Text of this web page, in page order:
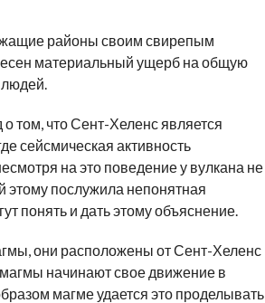
районы своим свирепым
материальный ущерб на общую
том, что Сент-Хеленс является
сейсмическая активность
на это поведение у вулкана не
этому послужила непонятная
понять и дать этому объяснение.
они расположены от Сент-Хеленс
начинают свое движение в
магме удается это проделывать